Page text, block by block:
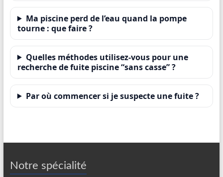
Ma piscine perd de l’eau quand la pompe
tourne : que faire ?
Quelles méthodes utilisez-vous pour une
recherche de fuite piscine “sans casse” ?
Par où commencer si je suspecte une fuite ?
Notre spécialité